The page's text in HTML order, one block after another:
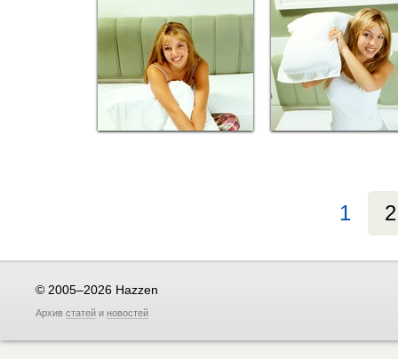
1 2
© 2005–2026 Hazzen
Архив статей и новостей